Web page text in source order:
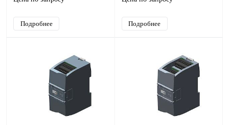
Подробнее Подробнее